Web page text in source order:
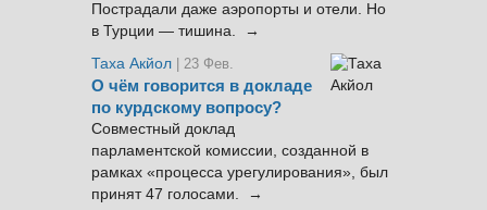
Пострадали даже аэропорты и отели. Но
в Турции — тишина. →
Таха Акйол | 23 Фев.
О чём говорится в докладе
по курдскому вопросу?
Совместный доклад
парламентской комиссии, созданной в
рамках «процесса урегулирования», был
принят 47 голосами. →